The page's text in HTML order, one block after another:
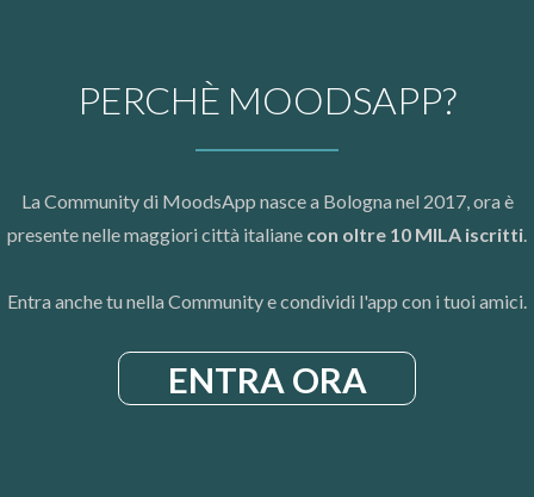
PERCHÈ MOODSAPP?
La Community di MoodsApp nasce a Bologna nel 2017, ora è
presente nelle maggiori città italiane con oltre 10 MILA iscritti.
Entra anche tu nella Community e condividi l'app con i tuoi amici.
ENTRA ORA